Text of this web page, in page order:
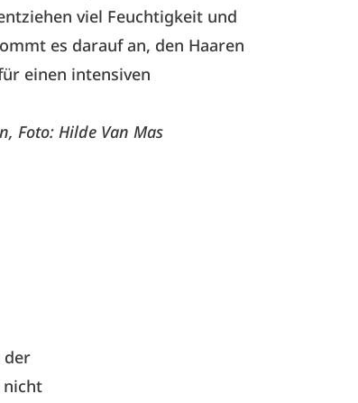
viel Feuchtigkeit und
es darauf an, den Haaren
einen intensiven
Foto: Hilde Van Mas
der
nicht